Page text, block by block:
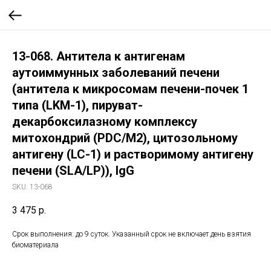
13-068. Антитела к антигенам
аутоиммунных заболеваний печени
(антитела к микросомам печени-почек 1
типа (LKM-1), пируват-
декарбоксилазному комплексу
митохондрий (PDC/М2), цитозольному
антигену (LC-1) и растворимому антигену
печени (SLA/LP)), IgG
SKU: 13-068
3 475 р.
Срок выполнения: до 9 суток. Указанный срок не включает день взятия
биоматериала